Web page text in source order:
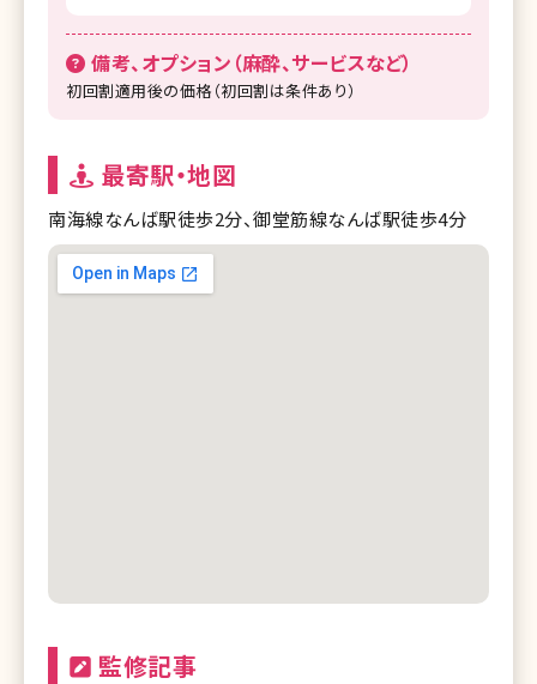
備考、オプション（麻酔、サービスなど）
初回割適用後の価格（初回割は条件あり）
最寄駅・地図
南海線なんば駅徒歩2分、御堂筋線なんば駅徒歩4分
監修記事